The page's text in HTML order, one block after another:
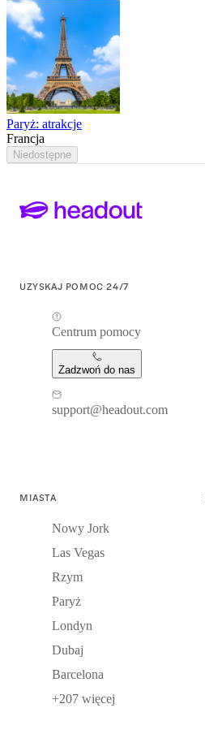
Paryż: atrakcje
Francja
Niedostępne
UZYSKAJ POMOC 24/7
Centrum pomocy
Zadzwoń do nas
support@headout.com
MIASTA
Nowy Jork
Las Vegas
Rzym
Paryż
Londyn
Dubaj
Barcelona
+207 więcej